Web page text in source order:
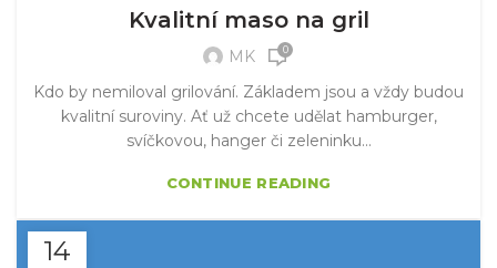
Kvalitní maso na gril
MK 0
Kdo by nemiloval grilování. Základem jsou a vždy budou
kvalitní suroviny. Ať už chcete udělat hamburger,
svíčkovou, hanger či zeleninku...
CONTINUE READING
14